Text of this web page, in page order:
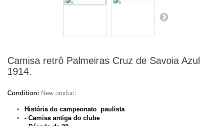
Camisa retrô Palmeiras Cruz de Savoia Azul
1914.
Condition: New product
História do campeonato paulista
- Camisa antiga do clube